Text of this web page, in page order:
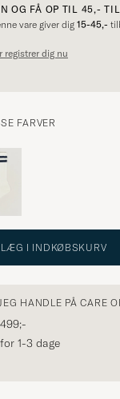
OG FÅ OP TIL 45,-
vare giver dig 15-45,-
registrer dig nu
FARVER
LÆG I INDKØBSKURV
HANDLE PÅ CARE
1-3 dage